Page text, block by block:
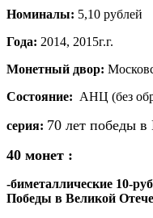
Номиналы: 5,10 рублей
Года: 2014, 2015г.г.
Монетный двор:
Состояние: АНЦ (без
серия: 70 лет победы
40 монет :
-биметаллические 10-
Победы в Великой